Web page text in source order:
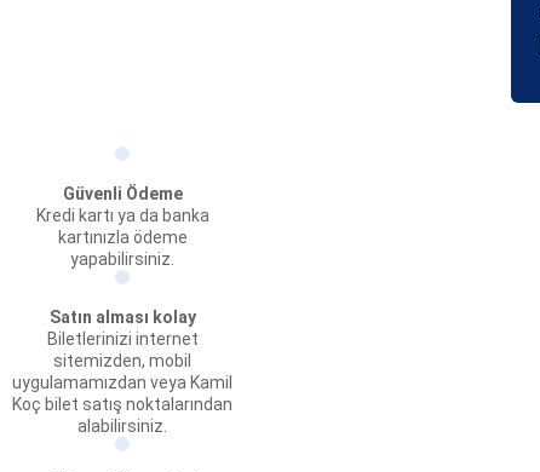
Güvenli Ödeme
Kredi kartı ya da banka
kartınızla ödeme
yapabilirsiniz.
Satın alması kolay
Biletlerinizi internet
sitemizden, mobil
uygulamamızdan veya Kamil
Koç bilet satış noktalarından
alabilirsiniz.